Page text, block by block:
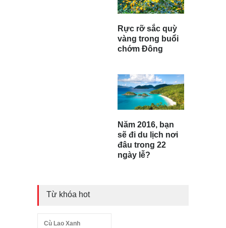
Rực rỡ sắc quỳ
vàng trong buổi
chớm Đông
Năm 2016, bạn
sẽ đi du lịch nơi
đâu trong 22
ngày lễ?
Từ khóa hot
Cù Lao Xanh